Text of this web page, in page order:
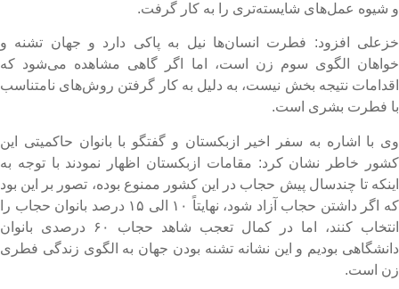
شیوه عمل‌های شایسته‌تری را به کار گرفت.
افزود: فطرت انسان‌ها نیل به پاکی دارد و جهان تشنه و
الگوی سوم زن است، اما اگر گاهی مشاهده می‌شود که
نتیجه بخش نیست، به دلیل به کار گرفتن روش‌های نامتناسب
فطرت بشری است.
با اشاره به سفر اخیر ازبکستان و گفتگو با بانوان حاکمیتی این
خاطر نشان کرد: مقامات ازبکستان اظهار نمودند با توجه به
تا چندسال پیش حجاب در این کشور ممنوع بوده، تصور بر این بود
که اگر داشتن حجاب آزاد شود، نهایتاً ۱۰ الی ۱۵ درصد بانوان حجاب را
انتخاب کنند، اما در کمال تعجب شاهد حجاب ۶۰ درصدی بانوان
بودیم و این نشانه تشنه بودن جهان به الگوی زندگی فطری
است.